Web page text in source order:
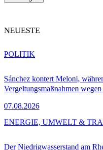
NEUESTE
Sánchez kontert Meloni,
Vergeltungsmaßnahmen
07.08.2026
POLITIK
Der Niedrigwasserstand am
ENERGIE, UMWELT &